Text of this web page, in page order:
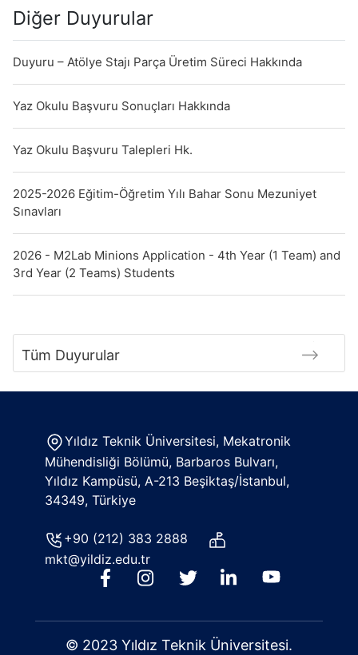
Diğer Duyurular
Duyuru – Atölye Stajı Parça Üretim Süreci Hakkında
Yaz Okulu Başvuru Sonuçları Hakkında
Yaz Okulu Başvuru Talepleri Hk.
2025-2026 Eğitim-Öğretim Yılı Bahar Sonu Mezuniyet
Sınavları
2026 - M2Lab Minions Application - 4th Year (1 Team) and
3rd Year (2 Teams) Students
Tüm Duyurular
Yıldız Teknik Üniversitesi, Mekatronik
Mühendisliği Bölümü, Barbaros Bulvarı,
Yıldız Kampüsü, A-213 Beşiktaş/İstanbul,
34349, Türkiye
+90 (212) 383 2888
mkt@yildiz.edu.tr
© 2023 Yıldız Teknik Üniversitesi.